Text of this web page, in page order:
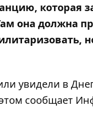
которая
она должна
увидели в
сообщает